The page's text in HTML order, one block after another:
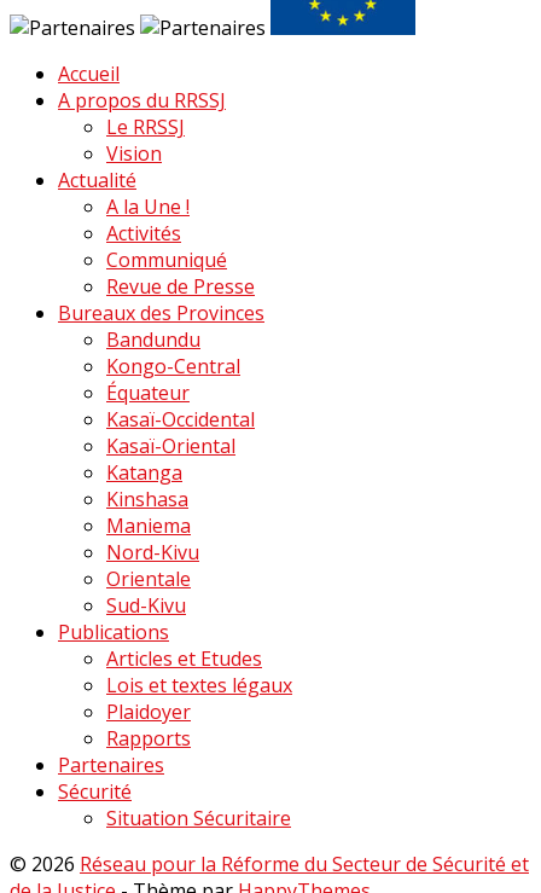
Accueil
A propos du RRSSJ
Le RRSSJ
Vision
Actualité
A la Une !
Activités
Communiqué
Revue de Presse
Bureaux des Provinces
Bandundu
Kongo-Central
Équateur
Kasaï-Occidental
Kasaï-Oriental
Katanga
Kinshasa
Maniema
Nord-Kivu
Orientale
Sud-Kivu
Publications
Articles et Etudes
Lois et textes légaux
Plaidoyer
Rapports
Partenaires
Sécurité
Situation Sécuritaire
© 2026 Réseau pour la Réforme du Secteur de Sécurité et